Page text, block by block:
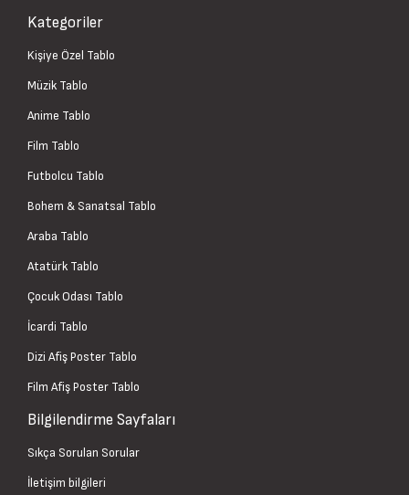
Kategoriler
Kişiye Özel Tablo
Müzik Tablo
Anime Tablo
Film Tablo
Futbolcu Tablo
Bohem & Sanatsal Tablo
Araba Tablo
Atatürk Tablo
Çocuk Odası Tablo
İcardi Tablo
Dizi Afiş Poster Tablo
Film Afiş Poster Tablo
Bilgilendirme Sayfaları
Sıkça Sorulan Sorular
İletişim bilgileri